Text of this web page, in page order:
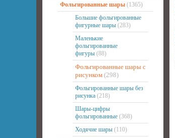
Фольгированные шары (1365)
Большие фольгированные
фигурные шары (283)
Маленькие
фольгированные
фигуры (88)
Фольгированные шары с
рисунком (298)
Фольгированные шары без
рисунка (218)
Шары-цифры
фольгированные (368)
Ходячие шары (110)